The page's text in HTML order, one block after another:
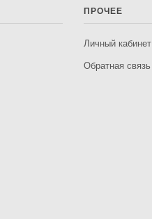
ПРОЧЕЕ
Личный кабинет
Обратная связь